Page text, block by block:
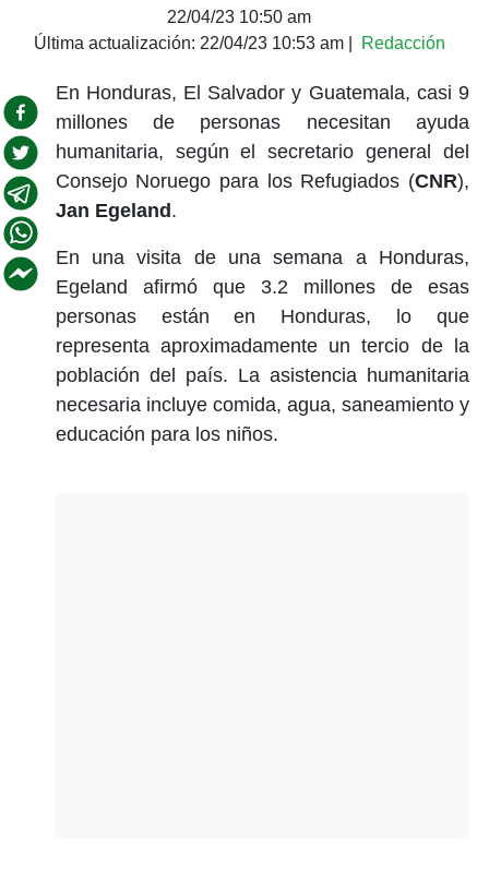
22/04/23 10:50 am
Última actualización: 22/04/23 10:53 am| Redacción
En Honduras, El Salvador y Guatemala, casi 9
millones de personas necesitan ayuda
humanitaria, según el secretario general del
Consejo Noruego para los Refugiados (CNR),
Jan Egeland.
En una visita de una semana a Honduras,
Egeland afirmó que 3.2 millones de esas
personas están en Honduras, lo que
representa aproximadamente un tercio de la
población del país. La asistencia humanitaria
necesaria incluye comida, agua, saneamiento y
educación para los niños.